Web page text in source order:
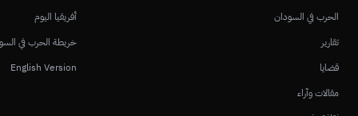
الحرب في السودان
تقارير
قضايا
مقالات وآراء
أفريقيا اليوم
خريطة الحرب في
English Version